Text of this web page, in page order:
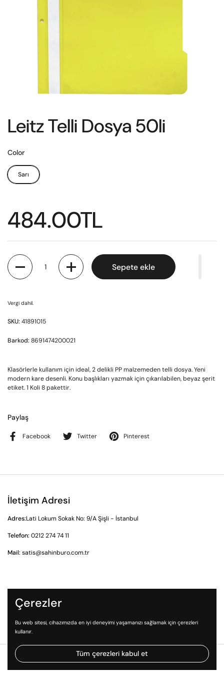
Leitz Telli Dosya 50li
Color
Sarı
484.00TL
Miktar
Sepete ekle
Vergi dahil.
SKU: 41891015
Barkod: 8691474200021
Klasörlerle kullanım için ideal, 2 delikli PP malzemeden telli dosya. Yeni
modern kare desenli. Konu başlıkları yazmak için çıkarılabilen, beyaz şerit
etiket. 1 Koli 8 pakettir.
Paylaş
Facebook Twitter Pinterest
İletişim Adresi
Adres:Lati Lokum Sokak No: 9/A Şişli - İstanbul
Telefon: 0212 274 74 11
Mail: satis@sahinburo.com.tr
İade ve İptal Prosedürü
Telif Hakkı © 2026 49.com.trbir Şahin Ozalit ve Büro Gereçleri TİC. LTD.
Çerezler
Bu web sitesi, cihazımızda en iyi deneyimi yaşamanızı sağlamak için çerezleri
kullanır.
Tüm çerezleri kabul et